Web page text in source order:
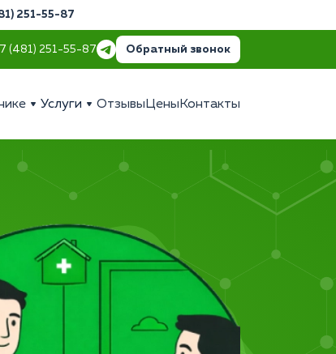
251-55-87
(481) 251-55-87 Обратный звонок
Услуги Отзывы Цены Контакты